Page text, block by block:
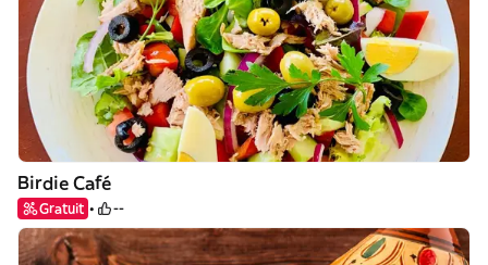
Birdie Café
Gratuit --